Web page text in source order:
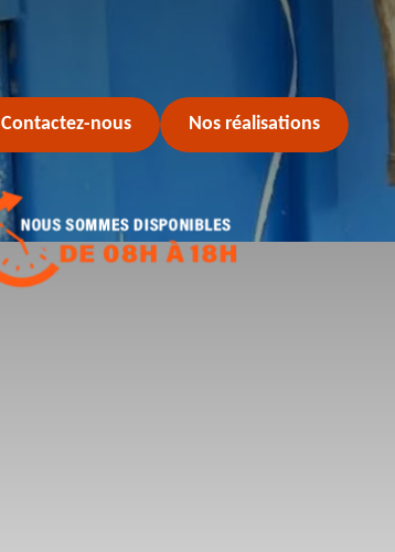
Contactez-nous Nos réalisations